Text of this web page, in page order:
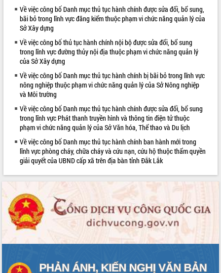
UBND tỉnh Đắk Lắk triển khai nhiệm
vụ 6 tháng cuối năm 2026
Kỳ họp thứ Hai, Hội đồng nhân dân
tỉnh khóa XI quyết nghị nhiều nội dung
quan trọng
Bí thư Tỉnh ủy Lương Nguyễn Minh
Triết thăm, tặng quà người có công với
cách mạng
văn hóa, thể thao đáp ứng yêu cầu
phát triển mới
Thường trực HĐND tỉnh Đắk Lắk gặp
mặt Đoàn chuyên gia y tế TP. Hồ Chí
Minh
Lễ truy điệu và an táng hài cốt liệt sĩ
tại Nghĩa trang Liệt sĩ xã Sơn Hòa
xuất khẩu sầu riêng và triển khai quy
định EUDR
Thứ trưởng Bộ Nông nghiệp và Môi
trường Nguyễn Hoàng Hiệp khảo sát
Trình diễn nghệ thuật chế biến các
LIÊN KẾT WEB
Về việc công bố Danh mục thủ tục hành chính được sửa đổi, bổ sung,
bãi bỏ trong lĩnh vực đăng kiểm thuộc phạm vi chức năng quản lý của
Sở Xây dựng
Về việc công bố thủ tục hành chính nội bộ được sửa đổi, bổ sung
trong lĩnh vực đường thủy nội địa thuộc phạm vi chức năng quản lý
của Sở Xây dựng
Về việc công bố Danh mục thủ tục hành chính bị bãi bỏ trong lĩnh vực
nông nghiệp thuộc phạm vi chức năng quản lý của Sở Nông nghiệp
và Môi trường
Về việc công bố Danh mục thủ tục hành chính được sửa đổi, bổ sung
trong lĩnh vực Phát thanh truyền hình và thông tin điện tử thuộc
phạm vi chức năng quản lý của Sở Văn hóa, Thể thao và Du lịch
Về việc công bố Danh mục thủ tục hành chính ban hành mới trong
lĩnh vực phòng cháy, chữa cháy và cứu nạn, cứu hộ thuộc thẩm quyền
giải quyết của UBND cấp xã trên địa bàn tỉnh Đắk Lắk